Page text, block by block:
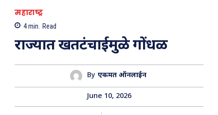
महाराष्ट्र
4min. Read
राज्यात खतटंचाईमुळे गोंधळ
By एकमत ऑनलाईन
June 10, 2026